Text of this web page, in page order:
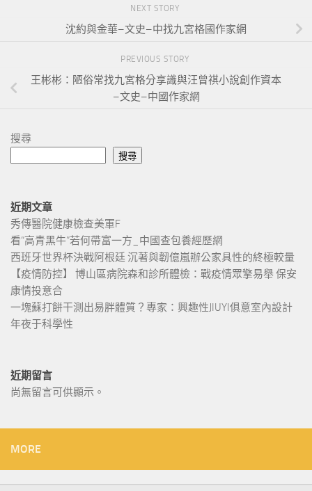
NEXT STORY
沈約與金華–文史–中找九宮格國作家網
PREVIOUS STORY
王彬彬：陋俗常找九宮格分享識與汪曾祺小說創作資本
–文史–中國作家網
搜尋
搜尋
近期文章
秀傳醫院健康檢查美軍F
看“高青黑牛”若何帶富一方_中國查包養經歷網
西班牙世界杯決戰阿根廷 沉著與韌億嵐辦公家具性的終極較量
【疫情防控】 博山區病院森和診所體檢：戰疫情眾擎易舉 保安
康情投意合
一塊蘇打餅干測出易胖體質？專家：興趣性JIUYI俱意室內設計
年夜于科學性
近期留言
尚無留言可供顯示。
MORE